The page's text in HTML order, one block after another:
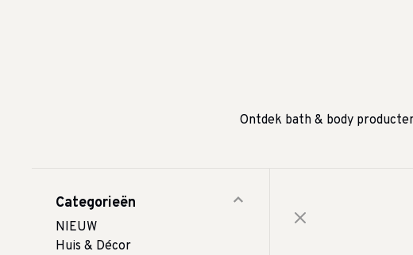
Ontdek bath & body
Categorieën
NIEUW
Huis & Décor